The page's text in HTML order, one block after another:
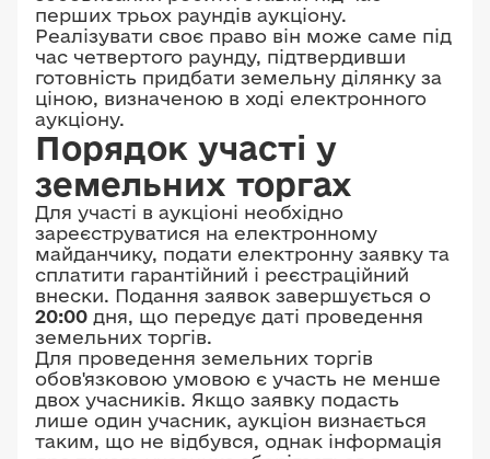
перших трьох раундів аукціону.
Реалізувати своє право він може саме під
час четвертого раунду, підтвердивши
готовність придбати земельну ділянку за
ціною, визначеною в ході електронного
аукціону.
Порядок участі у
земельних торгах
Для участі в аукціоні необхідно
зареєструватися на електронному
майданчику, подати електронну заявку та
сплатити гарантійний і реєстраційний
внески. Подання заявок завершується о
20:00 дня, що передує даті проведення
земельних торгів.
Для проведення земельних торгів
обов'язковою умовою є участь не менше
двох учасників. Якщо заявку подасть
лише один учасник, аукціон визнається
таким, що не відбувся, однак інформація